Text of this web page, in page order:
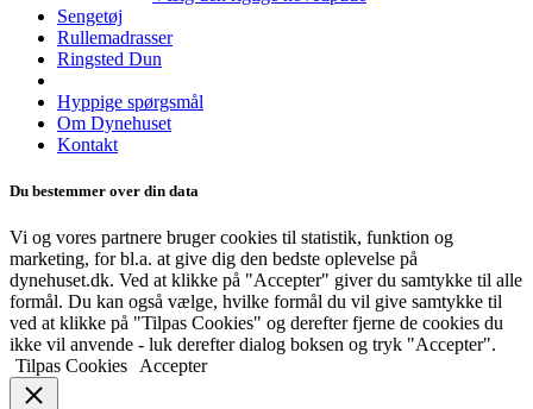
Sengetøj
Rullemadrasser
Ringsted Dun
Hyppige spørgsmål
Om Dynehuset
Kontakt
Du bestemmer over din data
Vi og vores partnere bruger cookies til statistik, funktion og
marketing, for bl.a. at give dig den bedste oplevelse på
dynehuset.dk. Ved at klikke på "Accepter" giver du samtykke til alle
formål. Du kan også vælge, hvilke formål du vil give samtykke til
ved at klikke på "Tilpas Cookies" og derefter fjerne de cookies du
ikke vil anvende - luk derefter dialog boksen og tryk "Accepter".
Tilpas Cookies
Accepter